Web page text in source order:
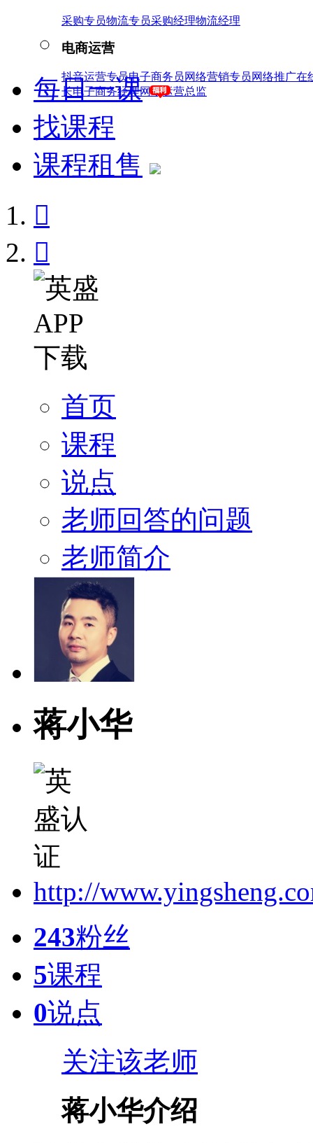
采购专员物流专员采购经理物流经理
电商运营
抖音运营专员电子商务员网络营销专员网络推广在
长电子商务经理网络运营总监
每日一课
找课程
课程租售


首页
课程
说点
老师回答的问题
老师简介
蒋小华
http://
243粉丝
5课程
0说点
关注该老师
蒋小华介绍